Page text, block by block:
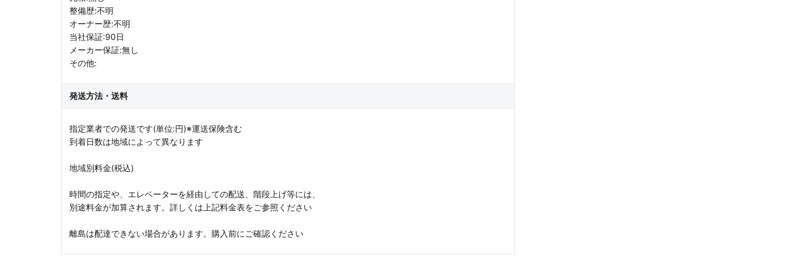
整備歴:不明
オーナー歴:不明
当社保証:90日
メーカー保証:無し
その他:
発送方法・送料
指定業者での発送です(単位:円)※運送保険含む
到着日数は地域によって異なります
地域別料金(税込)
時間の指定や、エレベーターを経由しての配送、階段上げ等には、
別途料金が加算されます。詳しくは上記料金表をご参照ください
離島は配達できない場合があります。購入前にご確認ください